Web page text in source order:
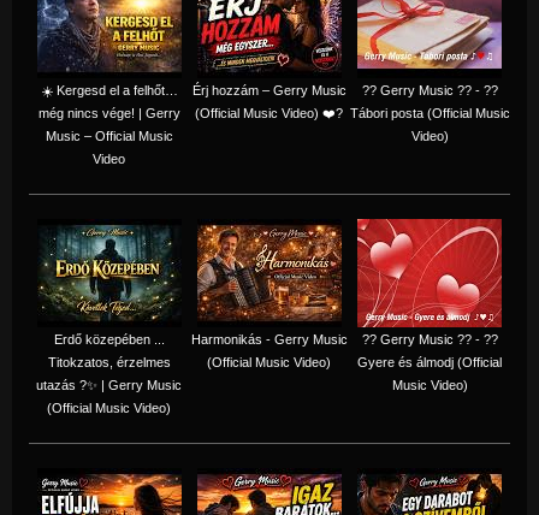
☀️ Kergesd el a felhőt…
még nincs vége! | Gerry
Music – Official Music
Video
Érj hozzám – Gerry Music
(Official Music Video) ❤️?
?? Gerry Music ?? - ??
Tábori posta (Official Music
Video)
Erdő közepében ...
Titokzatos, érzelmes
utazás ?✨ | Gerry Music
(Official Music Video)
Harmonikás - Gerry Music
(Official Music Video)
?? Gerry Music ?? - ??
Gyere és álmodj (Official
Music Video)